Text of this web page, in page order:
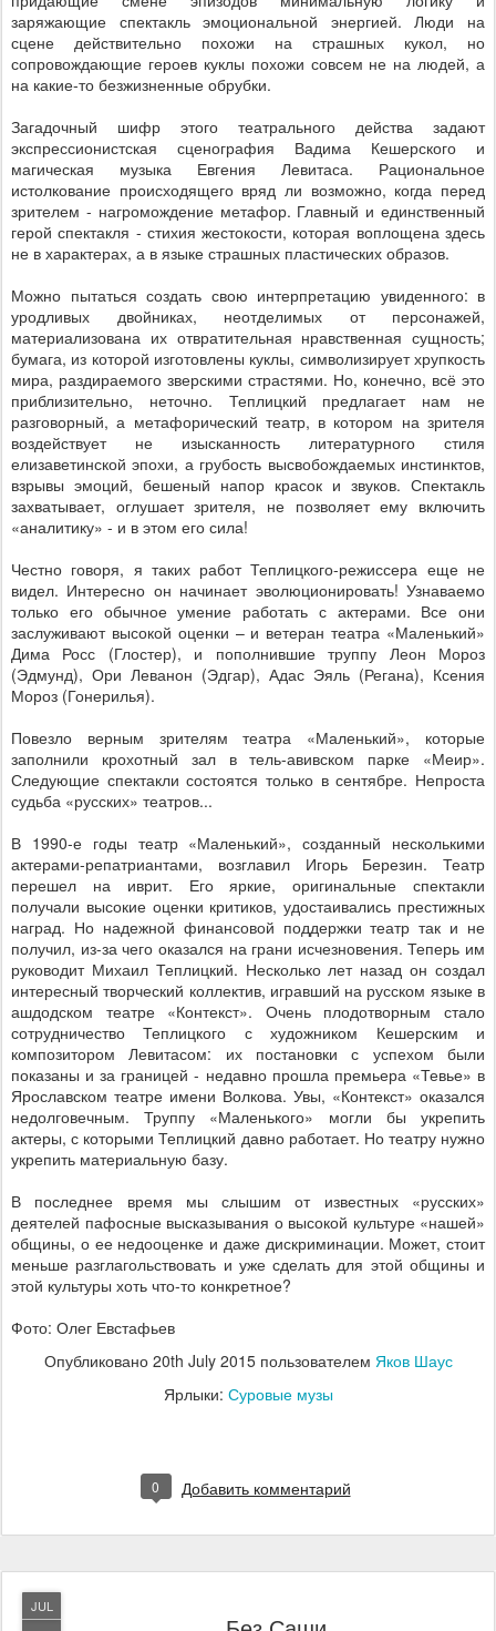
заряжающие спектакль эмоциональной энергией. Люди на
сцене действительно похожи на страшных кукол, но
сопровождающие героев куклы похожи совсем не на людей, а
на какие-то безжизненные обрубки.
Загадочный шифр этого театрального действа задают
экспрессионистская сценография Вадима Кешерского и
магическая музыка Евгения Левитаса. Рациональное
истолкование происходящего вряд ли возможно, когда перед
зрителем - нагромождение метафор. Главный и единственный
герой спектакля - стихия жестокости, которая воплощена здесь
не в характерах, а в языке страшных пластических образов.
Можно пытаться создать свою интерпретацию увиденного: в
уродливых двойниках, неотделимых от персонажей,
материализована их отвратительная нравственная сущность;
бумага, из которой изготовлены куклы, символизирует хрупкость
мира, раздираемого зверскими страстями. Но, конечно, всё это
приблизительно, неточно. Теплицкий предлагает нам не
разговорный, а метафорический театр, в котором на зрителя
воздействует не изысканность литературного стиля
елизаветинской эпохи, а грубость высвобождаемых инстинктов,
взрывы эмоций, бешеный напор красок и звуков. Спектакль
захватывает, оглушает зрителя, не позволяет ему включить
«аналитику» - и в этом его сила!
Честно говоря, я таких работ Теплицкого-режиссера еще не
видел. Интересно он начинает эволюционировать! Узнаваемо
только его обычное умение работать с актерами. Все они
заслуживают высокой оценки – и ветеран театра «Маленький»
Дима Росс (Глостер), и пополнившие труппу Леон Мороз
(Эдмунд), Ори Леванон (Эдгар), Адас Эяль (Регана), Ксения
Мороз (Гонерилья).
Повезло верным зрителям театра «Маленький», которые
заполнили крохотный зал в тель-авивском парке «Меир».
Следующие спектакли состоятся только в сентябре. Непроста
судьба «русских» театров...
В 1990-е годы театр «Маленький», созданный несколькими
актерами-репатриантами, возглавил Игорь Березин. Театр
перешел на иврит. Его яркие, оригинальные спектакли
получали высокие оценки критиков, удостаивались престижных
наград. Но надежной финансовой поддержки театр так и не
получил, из-за чего оказался на грани исчезновения. Теперь им
руководит Михаил Теплицкий. Несколько лет назад он создал
интересный творческий коллектив, игравший на русском языке в
ашдодском театре «Контекст». Очень плодотворным стало
сотрудничество Теплицкого с художником Кешерским и
композитором Левитасом: их постановки с успехом были
показаны и за границей - недавно прошла премьера «Тевье» в
Ярославском театре имени Волкова. Увы, «Контекст» оказался
недолговечным. Труппу «Маленького» могли бы укрепить
актеры, с которыми Теплицкий давно работает. Но театру нужно
укрепить материальную базу.
В последнее время мы слышим от известных «русских»
деятелей пафосные высказывания о высокой культуре «нашей»
общины, о ее недооценке и даже дискриминации. Может, стоит
меньше разглагольствовать и уже сделать для этой общины и
этой культуры хоть что-то конкретное?
Фото: Олег Евстафьев
Опубликовано 20th July 2015пользователем Яков Шаус
Ярлыки: Суровые музы
0 Добавить комментарий
JUL